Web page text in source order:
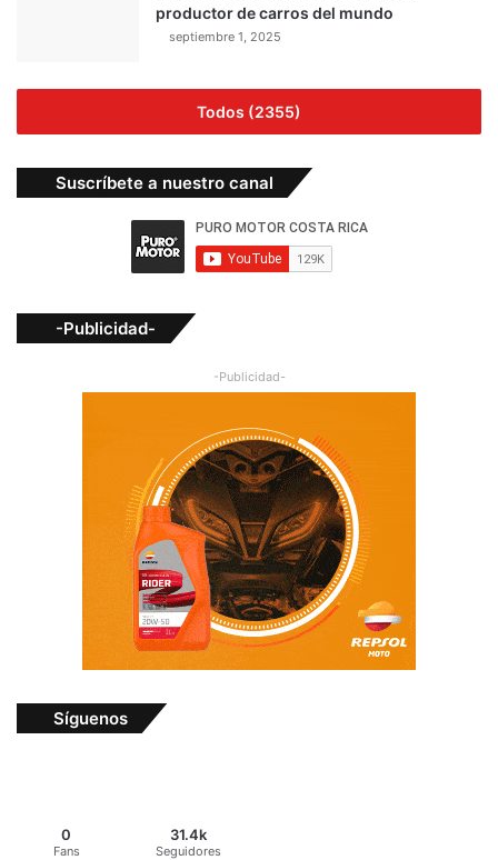
productor de carros del mundo
septiembre 1, 2025
Todos (2355)
Suscríbete a nuestro canal
-Publicidad-
-Publicidad-
Síguenos
0
Fans
31.4k
Seguidores